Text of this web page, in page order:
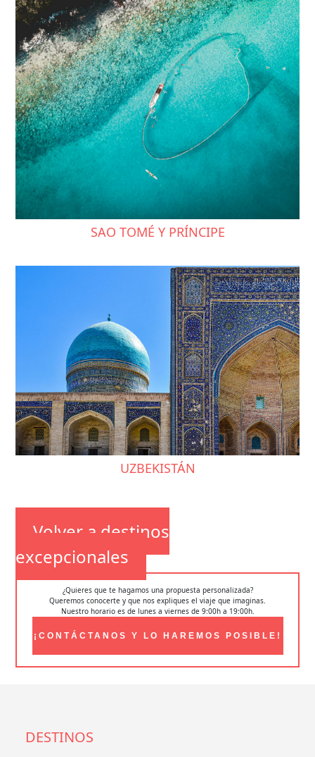
SAO TOMÉ Y PRÍNCIPE
UZBEKISTÁN
Volver a destinos
excepcionales
¿Quieres que te hagamos una propuesta personalizada?
Queremos conocerte y que nos expliques el viaje que imaginas.
Nuestro horario es de lunes a viernes de 9:00h a 19:00h.
¡CONTÁCTANOS Y LO HAREMOS POSIBLE!
DESTINOS